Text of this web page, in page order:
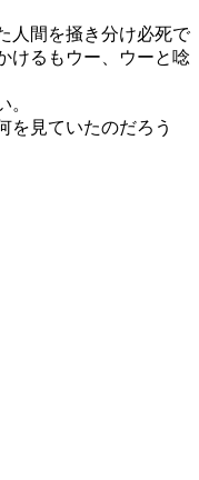
人間を掻き分け必死で
けるもウー、ウーと唸
。
を見ていたのだろう